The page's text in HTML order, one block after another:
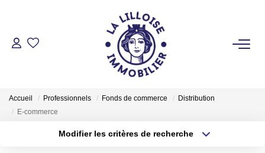
ACHETER
Accueil Professionnels Fonds de commerce
Distribution
E-commerce
Modifier les critères de recherche